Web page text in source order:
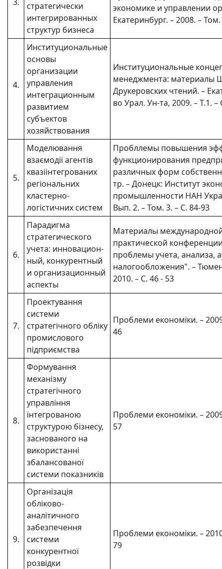
стратегически
интегрированных
структур бизнеса
экономике и управлении
Екатеринбург. – 2008. –
4.
Институциональные
основы
организации
управления
интеграционным
развитием
субъектов
хозяйствования
Институциональные
менеджмента: материалы
Друкеровских чтений. –
во Урал. Ун-та, 2009. – Т.1. –
5.
Моделювання
взаємодії агентів
квазіінтегрованих
регіональних
кластерно-
логістичних систем
Пробллемы повышения
функционирования
различных форм
тр. – Донецк: Институт
промышленности НАН
Вып. 2. – Том. 3. – С. 84-93
6.
Парадигма
стратегического
учета: инновацион-
ный, конкурентный
и организационный
аспекты
Материалы
практической
проблемы учета, анализа,
налогообложения". –
2010. – С. 46 - 53
7.
Проектування
системи
стратегічного обліку
промислового
підприємcтва
Проблеми економіки. –
46
8.
Формування
механізму
стратегічного
управління
інтегрованою
структурою бізнесу,
заснованого на
використанні
збалансованої
системи показників
Проблеми економіки. –
57
9.
Організація
обліково-
аналітичного
забезпечення
системи
конкурентної
розвідки
Проблеми економіки. –
79